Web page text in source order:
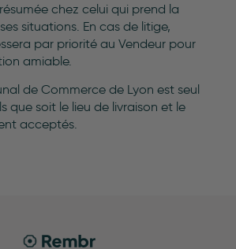
chez celui qui prend la
situations. En cas de litige,
par priorité au Vendeur pour
amiable.
de Commerce de Lyon est seul
que soit le lieu de livraison et le
acceptés.